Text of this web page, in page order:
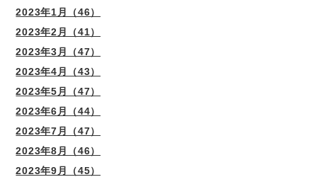
2023年1月（46）
2023年2月（41）
2023年3月（47）
2023年4月（43）
2023年5月（47）
2023年6月（44）
2023年7月（47）
2023年8月（46）
2023年9月（45）